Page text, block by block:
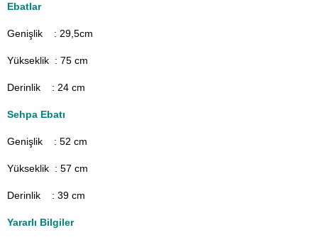
Ebatlar
Genişlik : 29,5cm
Yükseklik : 75 cm
Derinlik : 24 cm
Sehpa Ebatı
Genişlik : 52 cm
Yükseklik : 57 cm
Derinlik : 39 cm
Yararlı Bilgiler